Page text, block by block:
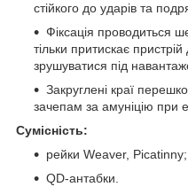
стійкого до ударів та
Фіксація проводиться
тільки притискає
зрушуватися під
Закруглені краї
зачепам за амуніцію при
Сумісність:
рейки Weaver, Picatinny;
QD-антабки.